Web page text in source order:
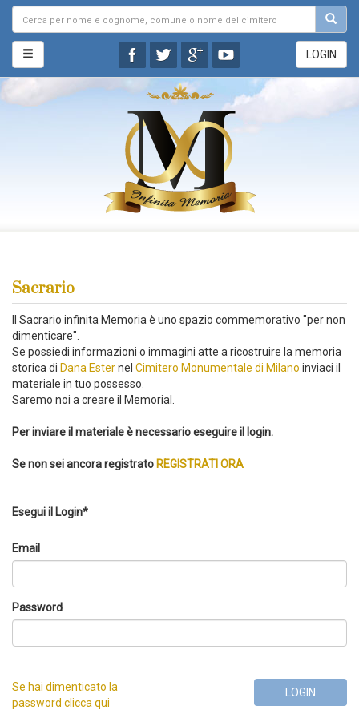
LOGIN
Sacrario
Il Sacrario infinita Memoria è uno spazio commemorativo "per non
dimenticare".
Se possiedi informazioni o immagini atte a ricostruire la memoria
storica di Dana Esternel Cimitero Monumentale di Milano inviaci il
materiale in tuo possesso.
Saremo noi a creare il Memorial.
Per inviare il materiale è necessario eseguire il login.
Se non sei ancora registrato REGISTRATI ORA
Esegui il Login*
Email
Password
Se hai dimenticato la
password clicca qui
LOGIN